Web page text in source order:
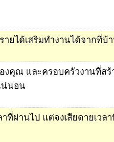
ายได้เสริมทำงานได้จากที่บ้
งคุณ และครอบครัวงานที่สร้
น่นอน
าที่ผ่านไป แต่จงเสียดายเวล